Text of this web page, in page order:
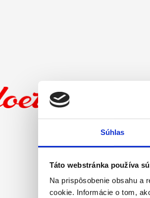
Súhlas
Táto webstránka používa
Na prispôsobenie obsahu a
cookie. Informácie o tom,